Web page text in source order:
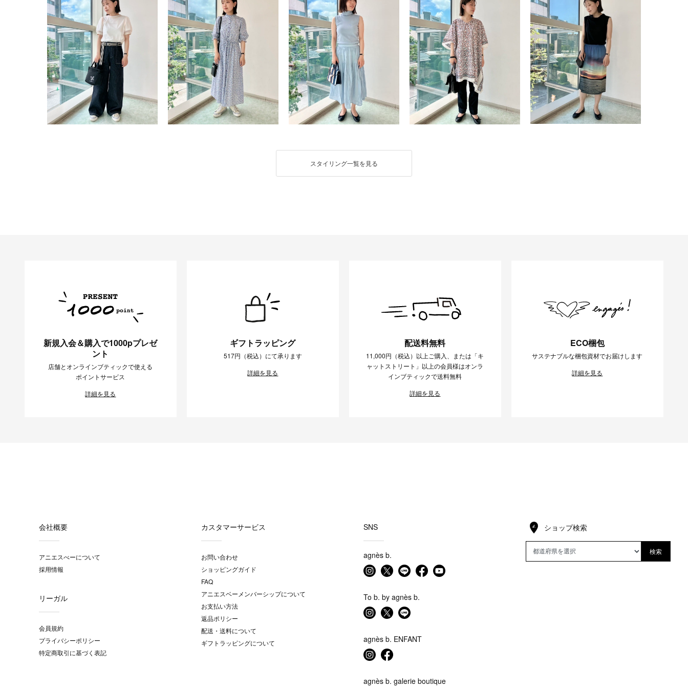
スタイリング一覧を見る
新規入会＆購入で1000pプレゼ
ント
店舗とオンラインブティックで使える
ポイントサービス
詳細を見る
ギフトラッピング
517円（税込）にて承ります
詳細を見る
配送料無料
11,000円（税込）以上ご購入、または「キ
ャットストリート」以上の会員様はオンラ
インブティックで送料無料
詳細を見る
ECO梱包
サステナブルな梱包資材でお届けします
詳細を見る
会社概要
アニエスべーについて
採用情報
リーガル
会員規約
プライバシーポリシー
特定商取引に基づく表記
カスタマーサービス
お問い合わせ
ショッピングガイド
FAQ
アニエスベーメンバーシップについて
お支払い方法
返品ポリシー
配送・送料について
ギフトラッピングについて
SNS
agnès b.
To b. by agnès b.
agnès b. ENFANT
agnès b. galerie boutique
ショップ検索
検索